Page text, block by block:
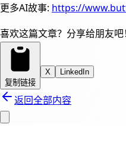
更多AI故事: https://
喜欢这篇文章？分享给朋友吧！
复制链接
X LinkedIn
返回全部内容